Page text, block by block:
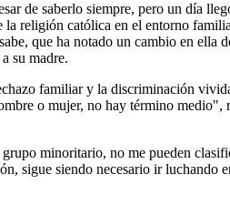
de saberlo siempre, pero un día
la religión católica en el entorno
que ha notado un cambio en ella
su madre.
familiar y la discriminación
o mujer, no hay término medio",
minoritario, no me pueden
sigue siendo necesario ir luchando